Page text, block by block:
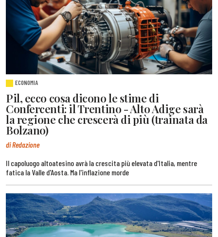
ECONOMIA
Pil, ecco cosa dicono le stime di
Confercenti: il Trentino - Alto Adige sarà
la regione che crescerà di più (trainata da
Bolzano)
di Redazione
Il capoluogo altoatesino avrà la crescita più elevata d'Italia, mentre
fatica la Valle d'Aosta. Ma l'inflazione morde